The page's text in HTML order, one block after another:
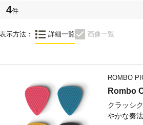
4件
表示方法： 詳細一覧 画像一覧
ROMBO
Rombo
クラッシ
やかな奏